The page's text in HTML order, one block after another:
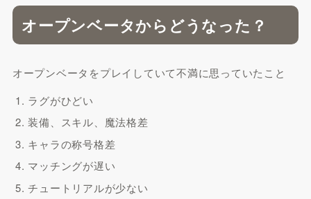
オープンベータからどうなった？
オープンベータをプレイしていて不満に思っていたこと
ラグがひどい
装備、スキル、魔法格差
キャラの称号格差
マッチングが遅い
チュートリアルが少ない